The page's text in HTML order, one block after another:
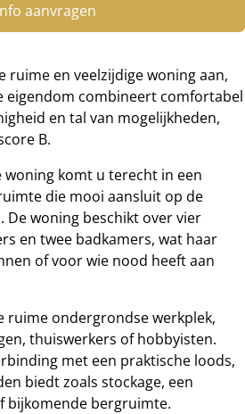
aanvragen
ruime en veelzijdige woning aan,
eigendom combineert comfortabel
en tal van mogelijkheden,
B.
woning komt u terecht in een
die mooi aansluit op de
De woning beschikt over vier
en twee badkamers, wat haar
of voor wie nood heeft aan
ruime ondergrondse werkplek,
thuiswerkers of hobbyisten.
met een praktische loods,
biedt zoals stockage, een
bijkomende bergruimte.